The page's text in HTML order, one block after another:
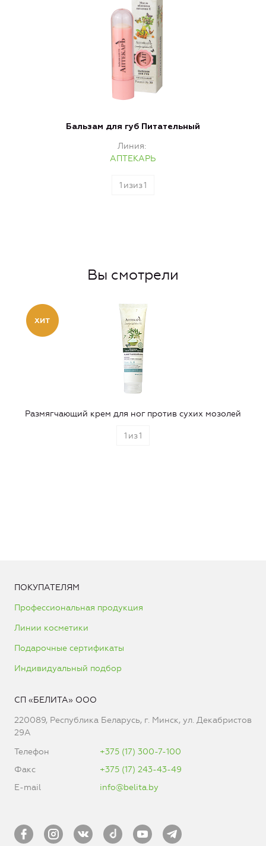
Бальзам для губ Питательный
Линия
АПТЕКАРЬ
1 изиз1
Вы смотрели
Размягчающий крем для ног против сухих мозолей
1 из1
ПОКУПАТЕЛЯМ
Профессиональная продукция
Линии косметики
Подарочные сертификаты
Индивидуальный подбор
СП «БЕЛИТА» ООО
220089, Республика Беларусь, г. Минск, ул. Декабристов
29А
Телефон
+375 (17) 300-7-100
Факс
+375 (17) 243-43-49
E-mail
info@belita.by